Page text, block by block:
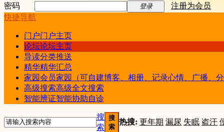
密码
登录
注册为会员
快捷导航
门户门户主页
论坛论坛主页
导读分类推送
精华精华汇总
家园会员家园（可自建博客、相册、记录心情、广播、
高级搜索高级全文搜索
智能辨证智能协助自诊
搜
索
搜
索
热搜: 更年期 漏尿 失眠 盗汗